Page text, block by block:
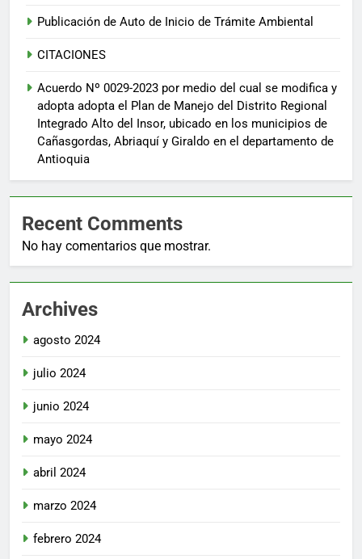
Publicación de Auto de Inicio de Trámite Ambiental
CITACIONES
Acuerdo Nº 0029-2023 por medio del cual se modifica y
adopta adopta el Plan de Manejo del Distrito Regional
Integrado Alto del Insor, ubicado en los municipios de
Cañasgordas, Abriaquí y Giraldo en el departamento de
Antioquia
Recent Comments
No hay comentarios que mostrar.
Archives
agosto 2024
julio 2024
junio 2024
mayo 2024
abril 2024
marzo 2024
febrero 2024